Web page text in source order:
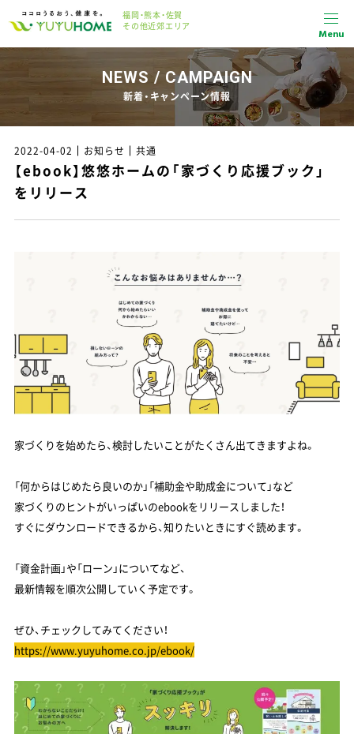
福岡・熊本・佐賀
その他近郊エリア
Menu
NEWS / CAMPAIGN
新着・キャンペーン情報
2022-04-02 お知らせ 共通
【ebook】悠悠ホームの「家づくり応援ブック」
をリリース
家づくりを始めたら、検討したいことがたくさん出てきますよね。
「何からはじめたら良いのか」「補助金や助成金について」など
家づくりのヒントがいっぱいのebookをリリースしました！
すぐにダウンロードできるから、知りたいときにすぐ読めます。
「資金計画」や「ローン」についてなど、
最新情報を順次公開していく予定です。
ぜひ、チェックしてみてください！
https://www.yuyuhome.co.jp/ebook/